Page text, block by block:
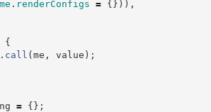
me . renderConfigs = {} ) ) ,
{
. call (me , value ) ;
= {} ;